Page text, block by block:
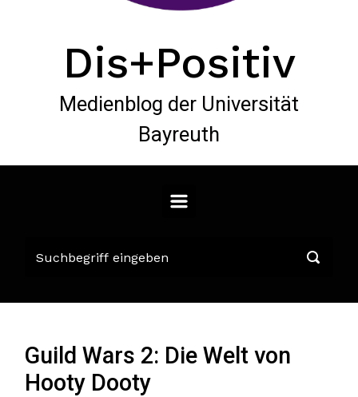
Dis+Positiv
Medienblog der Universität
Bayreuth
Guild Wars 2: Die Welt von
Hooty Dooty